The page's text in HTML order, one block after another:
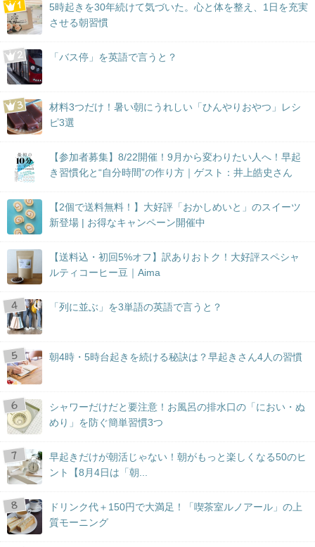
5時起きを30年続けて気づいた。心と体を整え、1日を充実
させる朝習慣
「バス停」を英語で言うと？
材料3つだけ！暑い朝にうれしい「ひんやりおやつ」レシ
ピ3選
【参加者募集】8/22開催！9月から変わりたい人へ！早起
き習慣化と“自分時間”の作り方｜ゲスト：井上皓史さん
【2個で送料無料！】大好評「おかしめいと」のスイーツ
新登場 | お得なキャンペーン開催中
【送料込・初回5%オフ】訳ありおトク！大好評スペシャ
ルティコーヒー豆｜Aima
「列に並ぶ」を3単語の英語で言うと？
朝4時・5時台起きを続ける秘訣は？早起きさん4人の習慣
シャワーだけだと要注意！お風呂の排水口の「におい・ぬ
めり」を防ぐ簡単習慣3つ
早起きだけが朝活じゃない！朝がもっと楽しくなる50のヒ
ント【8月4日は「朝...
ドリンク代＋150円で大満足！「喫茶室ルノアール」の上
質モーニング